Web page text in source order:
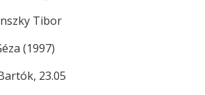
Tibor
(1997)
23.05